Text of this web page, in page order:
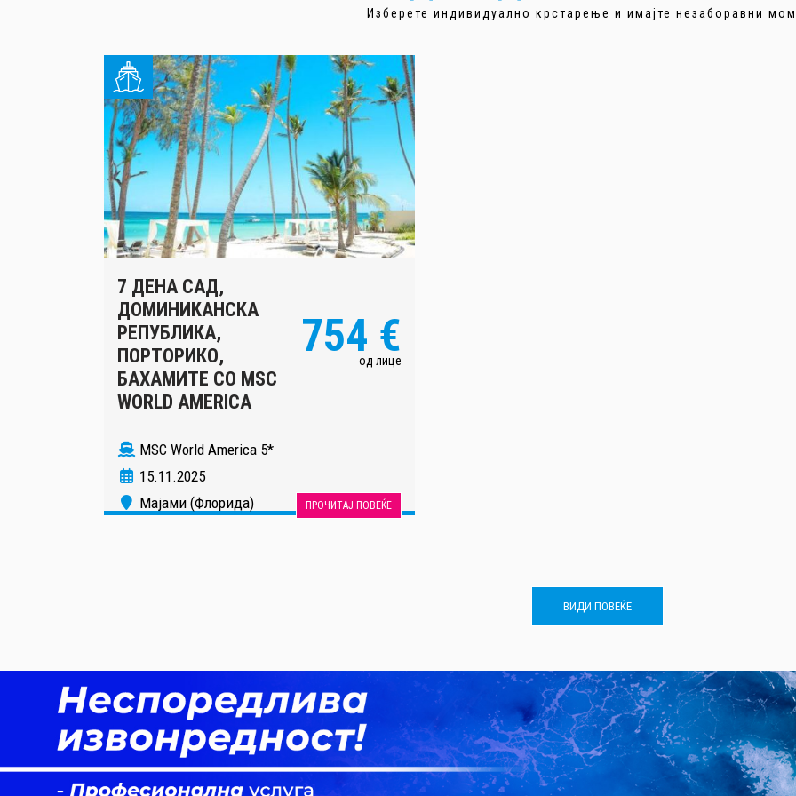
Изберете индивидуално крстарење и имајте незаборавни
7 ДЕНА САД,
ДОМИНИКАНСКА
РЕПУБЛИКА,
ПОРТОРИКО,
БАХАМИТЕ СО MSC
WORLD AMERICA
754 €
од лице
MSC World America 5*
15.11.2025
Мајами (Флорида)
ПРОЧИТАЈ ПОВЕЌЕ
ВИДИ ПОВЕЌЕ